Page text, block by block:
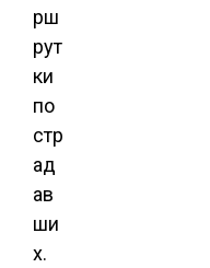
рш
рут
ки
по
стр
ад
ав
ши
х.